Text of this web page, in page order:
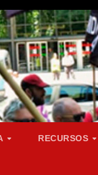
RECURSOS